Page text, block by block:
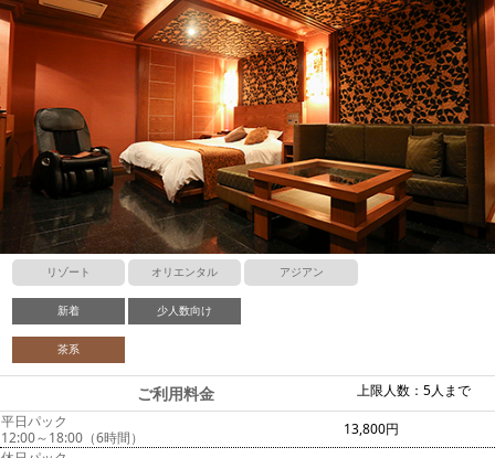
リゾート オリエンタル アジアン
新着 少人数向け
茶系
上限人数：5人まで
ご利用料金
平日パック
12:00～18:00（6時間）
13,800円